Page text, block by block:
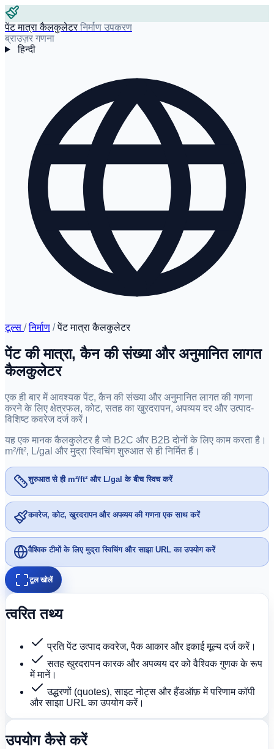
पेंट मात्रा कैलकुलेटर निर्माण उपकरण
ब्राउज़र गणना
हिन्दी
टूल्स / निर्माण / पेंट मात्रा कैलकुलेटर
पेंट की मात्रा, कैन की संख्या और अनुमानित लागत
कैलकुलेटर
एक ही बार में आवश्यक पेंट, कैन की संख्या और अनुमानित लागत की गणना
करने के लिए क्षेत्रफल, कोट, सतह का खुरदरापन, अपव्यय दर और उत्पाद-
विशिष्ट कवरेज दर्ज करें।
यह एक मानक कैलकुलेटर है जो B2C और B2B दोनों के लिए काम करता है।
m²/ft², L/gal और मुद्रा स्विचिंग शुरुआत से ही निर्मित हैं।
शुरुआत से ही m²/ft² और L/gal के बीच स्विच करें
कवरेज, कोट, खुरदरापन और अपव्यय की गणना एक साथ करें
वैश्विक टीमों के लिए मुद्रा स्विचिंग और साझा URL का उपयोग करें
टूल खोलें
त्वरित तथ्य
प्रति पेंट उत्पाद कवरेज, पैक आकार और इकाई मूल्य दर्ज करें।
सतह खुरदरापन कारक और अपव्यय दर को वैश्विक गुणक के रूप
में मानें।
उद्धरणों (quotes), साइट नोट्स और हैंडऑफ़ में परिणाम कॉपी
और साझा URL का उपयोग करें।
उपयोग कैसे करें